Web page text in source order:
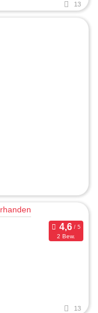
13
2 Bew.
13